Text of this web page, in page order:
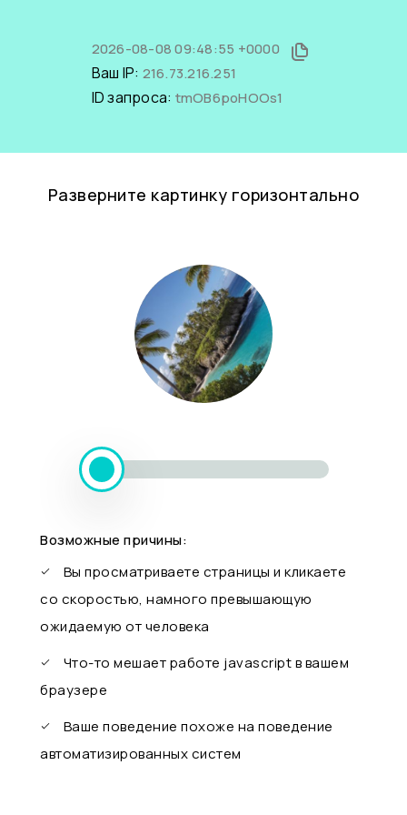
2026-08-08 09:48:55 +0000
Ваш IP: 216.73.216.251
ID запроса: tmOB6poHOOs1
Разверните картинку горизонтально
Возможные причины:
Вы просматриваете страницы и кликаете
со скоростью, намного превышающую
ожидаемую от человека
Что-то мешает работе javascript в вашем
браузере
Ваше поведение похоже на поведение
автоматизированных систем